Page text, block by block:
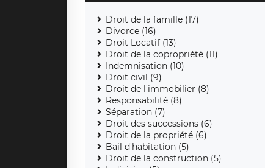
Droit de la famille (17)
Divorce (16)
Droit Locatif (13)
Droit de la copropriété (11)
Indemnisation (10)
Droit civil (9)
Droit de l'immobilier (8)
Responsabilité (8)
Séparation (7)
Droit des successions (6)
Droit de la propriété (6)
Bail d'habitation (5)
Droit de la construction (5)